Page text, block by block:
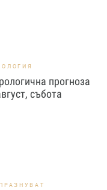
прогноза
събота